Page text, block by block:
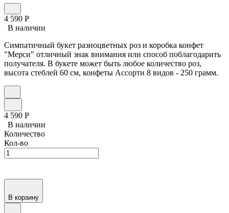
4 590 Р
В наличии
Симпатичный букет разноцветных роз и коробка конфет
"Мерси" отличный знак внимания или способ поблагодарить
получателя. В букете может быть любое количество роз,
высота стеблей 60 см, конфеты Ассорти 8 видов - 250 грамм.
4 590 Р
В наличии
Количество
Кол-во
В корзину